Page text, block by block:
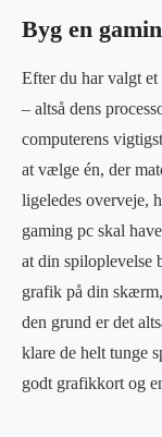
Byg en
Efter du har valgt
– altså dens
computerens
at vælge én, der
ligeledes overveje,
gaming pc skal
at din spiloplevelse
grafik på din
den grund er det
klare de helt tunge
godt grafikkort og